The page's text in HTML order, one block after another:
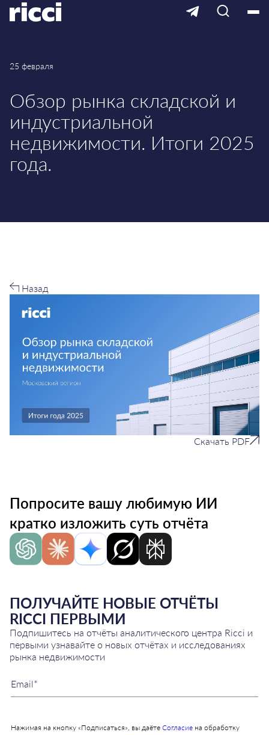
25 февраля
Обзор рынка складской и
индустриальной
недвижимости. Итоги 2025
года.
Назад
Скачать PDF
Попросите вашу любимую ИИ
кратко изложить суть отчёта
ПОЛУЧАЙТЕ НОВЫЕ ОТЧЁТЫ
RICCI ПЕРВЫМИ
Подпишитесь на отчёты аналитического центра Ricci и
первыми узнавайте о новых отчётах и исследованиях
рынка недвижимости
Нажимая на кнопку «Подписаться», вы даёте Согласие на обработку